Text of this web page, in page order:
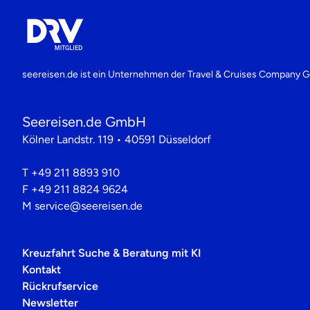
seereisen.de ist ein Unternehmen derTravel & Cruises Company
Seereisen.de GmbH
Kölner Landstr. 119 • 40591 Düsseldorf
T +49 211 8893 910
F +49 211 8824 9624
M service@seereisen.de
Kreuzfahrt Suche & Beratung mit KI
Kontakt
Rückrufservice
Newsletter